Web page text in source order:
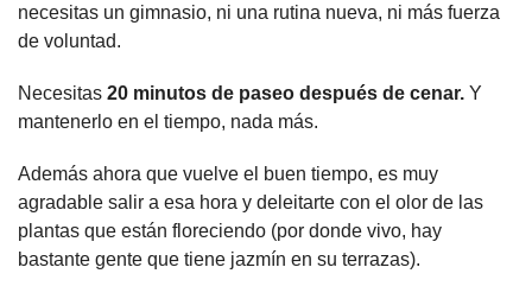
necesitas un gimnasio, ni una rutina nueva, ni más fuerza
de voluntad.
Necesitas 20 minutos de paseo después de cenar. Y
mantenerlo en el tiempo, nada más.
Además ahora que vuelve el buen tiempo, es muy
agradable salir a esa hora y deleitarte con el olor de las
plantas que están floreciendo (por donde vivo, hay
bastante gente que tiene jazmín en su terrazas).